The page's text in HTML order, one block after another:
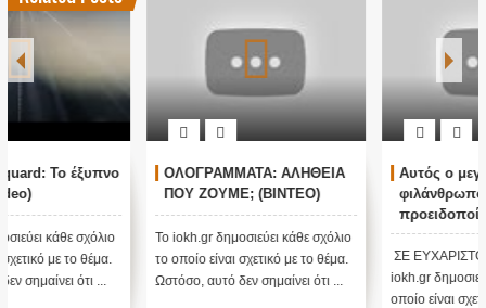
ΟΛΟΓΡΑΜΜΑΤΑ: ΑΛΗΘΕΙΑ
ΠΟΥ ΖΟΥΜΕ; (ΒΙΝΤΕΟ)
Το iokh.gr δημοσιεύει κάθε σχόλιο
το οποίο είναι σχετικό με το θέμα.
Ωστόσο, αυτό δεν σημαίνει ότι ...
Αυτός ο μεγάλος
φιλάνθρωπος
προειδοποίησε ότι το
χειρότερο κύμα έρχεται
τώρα με την μετάλλαξη
όμικρον ....
ΣΕ ΕΥΧΑΡΙΣΤΟΥΜΕ.... Bill Το
iokh.gr δημοσιεύει κάθε σχόλιο το
οποίο είναι σχετικό με το θέμ...